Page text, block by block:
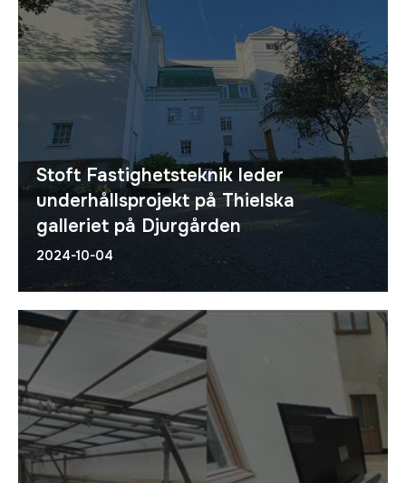
Stoft Fastighetsteknik leder
underhållsprojekt på Thielska
galleriet på Djurgården
2024-10-04